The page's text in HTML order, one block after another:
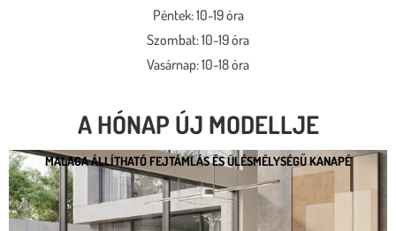
Péntek: 10-19 óra
Szombat: 10-19 óra
Vasárnap: 10-18 óra
A HÓNAP ÚJ MODELLJE
MALAGA ÁLLÍTHATÓ FEJTÁMLÁS ÉS ÜLÉSMÉLYSÉGŰ KANAPÉ
MALAGA ÁLLÍTHATÓ FEJTÁMLÁS ÉS
ÜLÉSMÉLYSÉGŰ KANAPÉ